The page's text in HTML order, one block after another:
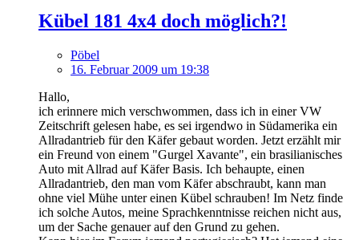
Kübel 181 4x4 doch möglich?!
Pöbel
16. Februar 2009 um 19:38
Hallo,
ich erinnere mich verschwommen, dass ich in einer VW
Zeitschrift gelesen habe, es sei irgendwo in Südamerika ein
Allradantrieb für den Käfer gebaut worden. Jetzt erzählt mir
ein Freund von einem "Gurgel Xavante", ein brasilianisches
Auto mit Allrad auf Käfer Basis. Ich behaupte, einen
Allradantrieb, den man vom Käfer abschraubt, kann man
ohne viel Mühe unter einen Kübel schrauben! Im Netz finde
ich solche Autos, meine Sprachkenntnisse reichen nicht aus,
um der Sache genauer auf den Grund zu gehen.